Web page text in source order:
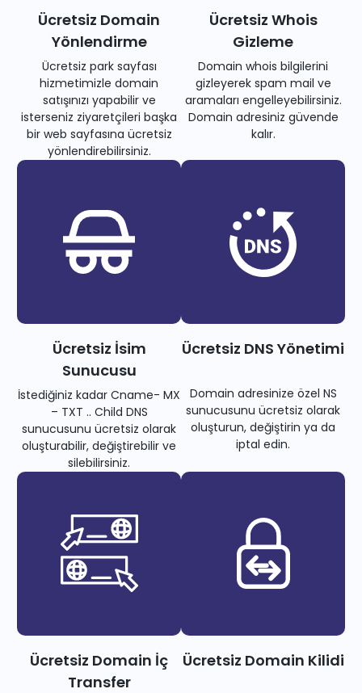
Ücretsiz Domain
Yönlendirme
Ücretsiz park sayfası
hizmetimizle domain
satışınızı yapabilir ve
isterseniz ziyaretçileri başka
bir web sayfasına ücretsiz
yönlendirebilirsiniz.
Ücretsiz Whois
Gizleme
Domain whois bilgilerini
gizleyerek spam mail ve
aramaları engelleyebilirsiniz.
Domain adresiniz güvende
kalır.
Ücretsiz İsim
Sunucusu
İstediğiniz kadar Cname- MX
– TXT .. Child DNS
sunucusunu ücretsiz olarak
oluşturabilir, değiştirebilir ve
silebilirsiniz.
Ücretsiz DNS Yönetimi
Domain adresinize özel NS
sunucusunu ücretsiz olarak
oluşturun, değiştirin ya da
iptal edin.
Ücretsiz Domain İç
Transfer
Ücretsiz Domain Kilidi